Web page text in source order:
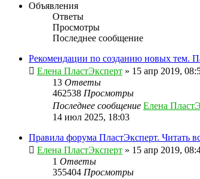
Объявления
Ответы
Просмотры
Последнее сообщение
Рекомендации по созданию новых тем.
Елена ПластЭксперт » 15 апр 2019,
13 Ответы
462538 Просмотры
Последнее сообщение Елена
14 июл 2025, 18:03
Правила форума ПластЭксперт. Читать
Елена ПластЭксперт » 15 апр 2019,
1 Ответы
355404 Просмотры